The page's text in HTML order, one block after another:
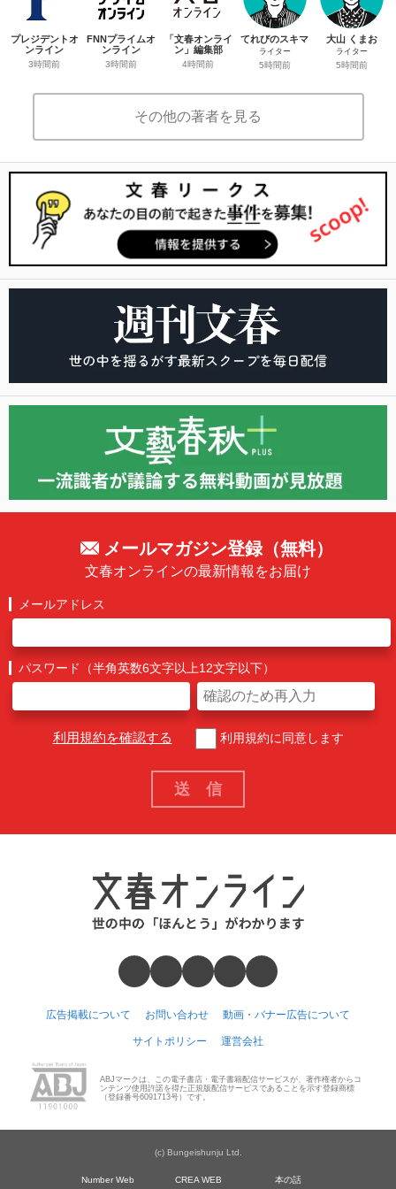
プレジデントオ
ンライン
3時間前
FNNプライムオ
ンライン
3時間前
「文春オンライ
ン」編集部
4時間前
てれびのスキマ
ライター
5時間前
大山 くまお
ライター
5時間前
その他の著者を見る
メールマガジン登録（無料）
文春オンラインの最新情報をお届け
メールアドレス
パスワード（半角英数6文字以上12文字以下）
利用規約を確認する 利用規約に同意します
広告掲載について お問い合わせ 動画・バナー広告について
サイトポリシー 運営会社
ABJマークは、この電子書店・電子書籍配信サービスが、著作権者からコ
ンテンツ使用許諾を得た正規版配信サービスであることを示す登録商標
（登録番号6091713号）です。
(c) Bungeishunju Ltd.
Number Web CREA WEB 本の話